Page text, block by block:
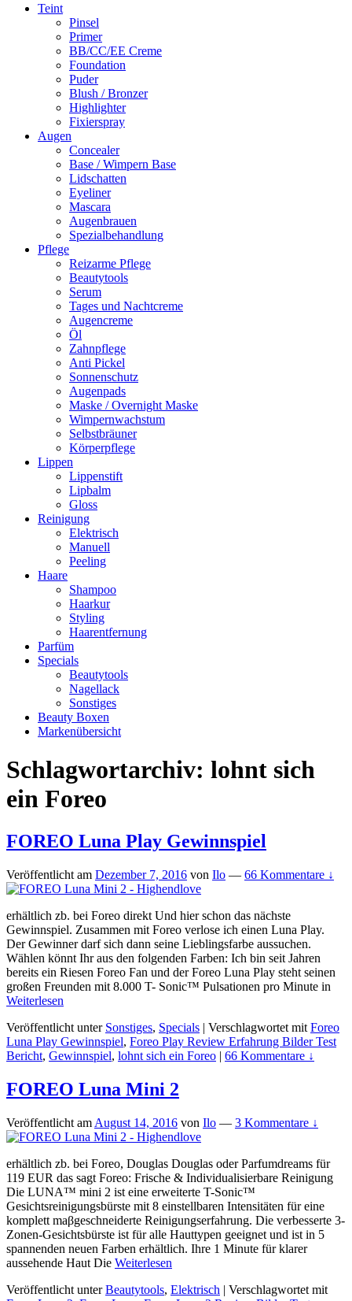
Primäres
Teint
Pinsel
Primer
BB/CC/EE Creme
Foundation
Puder
Blush / Bronzer
Highlighter
Fixierspray
Augen
Concealer
Base / Wimpern Base
Lidschatten
Eyeliner
Mascara
Augenbrauen
Spezialbehandlung
Pflege
Reizarme Pflege
Beautytools
Serum
Tages und Nachtcreme
Augencreme
Öl
Zahnpflege
Anti Pickel
Sonnenschutz
Augenpads
Maske / Overnight Maske
Wimpernwachstum
Selbstbräuner
Körperpflege
Lippen
Lippenstift
Lipbalm
Gloss
Reinigung
Elektrisch
Manuell
Peeling
Haare
Shampoo
Haarkur
Styling
Haarentfernung
Parfüm
Specials
Beautytools
Nagellack
Sonstiges
Beauty Boxen
Markenübersicht
Schlagwortarchiv: lohnt sich
ein Foreo
FOREO Luna Play Gewinnspiel
Veröffentlicht am Dezember 7, 2016 von Ilo — 66 Kommentare ↓
erhältlich zb. bei Foreo direkt Und hier schon das nächste
Gewinnspiel. Zusammen mit Foreo verlose ich einen Luna Play.
Der Gewinner darf sich dann seine Lieblingsfarbe aussuchen.
Wählen könnt Ihr aus den folgenden Farben: Ich bin seit Jahren
bereits ein Riesen Foreo Fan und der Foreo Luna Play steht seinen
großen Freunden mit 8.000 T- Sonic™ Pulsationen pro Minute in
Weiterlesen
Veröffentlicht unter Sonstiges, Specials | Verschlagwortet mit Foreo
Luna Play Gewinnspiel, Foreo Play Review Erfahrung Bilder Test
Bericht, Gewinnspiel, lohnt sich ein Foreo | 66 Kommentare ↓
FOREO Luna Mini 2
Veröffentlicht am August 14, 2016 von Ilo — 3 Kommentare ↓
erhältlich zb. bei Foreo, Douglas Douglas oder Parfumdreams für
119 EUR das sagt Foreo: Frische & Individualisierbare Reinigung
Die LUNA™ mini 2 ist eine erweiterte T-Sonic™
Gesichtsreinigungsbürste mit 8 einstellbaren Intensitäten für eine
komplett maβgeschneiderte Reinigungserfahrung. Die verbesserte 3-
Zonen-Gesichtsbürste ist für alle Hauttypen geeignet und ist in 5
spannenden neuen Farben erhältlich. Ihre 1 Minute für klarer
aussehende Haut Die Weiterlesen
Veröffentlicht unter Beautytools, Elektrisch | Verschlagwortet mit